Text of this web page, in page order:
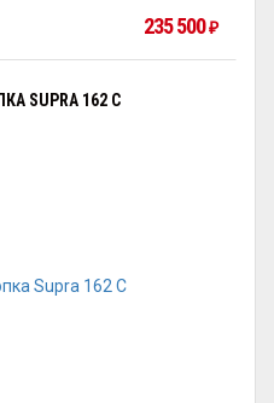
235 500₽
SUPRA 162 C